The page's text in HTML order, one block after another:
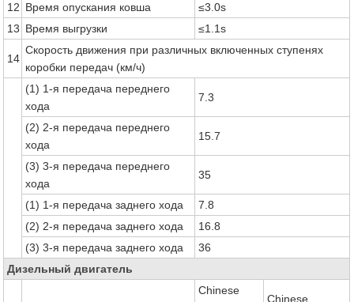
12 Время опускания ковша
≤3.0s
13 Время выгрузки ≤1.1s
14
Скорость движения при различных включенных ступенях
коробки передач (км/ч)
(1) 1-я передача переднего
хода
7.3
(2) 2-я передача переднего
хода
15.7
(3) 3-я передача переднего
хода
35
(1) 1-я передача заднего хода
7.8
(2) 2-я передача заднего хода
16.8
(3) 3-я передача заднего хода
36
Дизельный двигатель
Chinese
Chinese